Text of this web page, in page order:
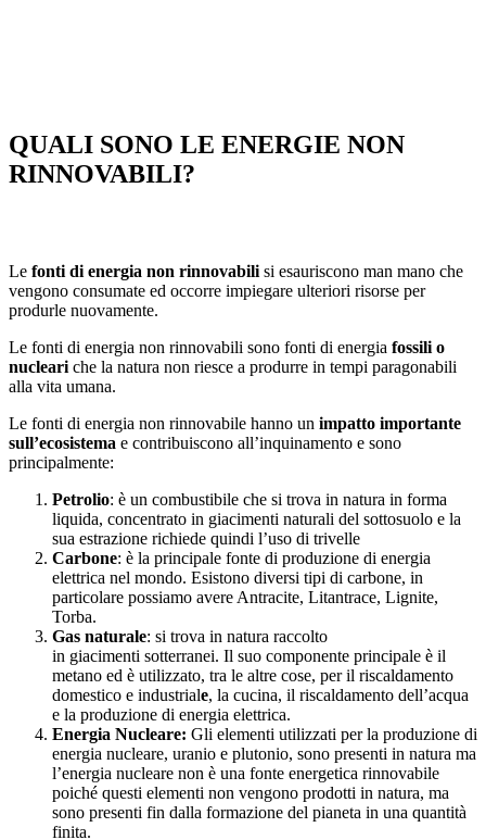
QUALI SONO LE ENERGIE NON
RINNOVABILI?
Le fonti di energia non rinnovabilisi esauriscono man mano che
vengono consumate ed occorre impiegare ulteriori risorse per
produrle nuovamente.
Le fonti di energia non rinnovabili sono fonti di energia fossili o
nucleariche la natura non riesce a produrre in tempi paragonabili
alla vita umana.
Le fonti di energia non rinnovabile hanno un impatto importante
sull’ecosistema e contribuiscono all’inquinamento e sono
principalmente:
Petrolio: è un combustibile che si trova in natura in forma
liquida, concentrato in giacimenti naturali del sottosuolo e la
sua estrazione richiede quindi l’uso di trivelle
Carbone: è la principale fonte di produzione di energia
elettrica nel mondo. Esistono diversi tipi di carbone, in
particolare possiamo avere Antracite, Litantrace, Lignite,
Torba.
Gas naturale: si trova in natura raccolto
in giacimenti sotterranei. Il suo componente principale è il
metano ed è utilizzato, tra le altre cose, per il riscaldamento
domestico e industriale, la cucina, il riscaldamento dell’acqua
e la produzione di energia elettrica.
Energia Nucleare: Gli elementi utilizzati per la produzione di
energia nucleare, uranio e plutonio, sono presenti in natura ma
l’energia nucleare non è una fonte energetica rinnovabile
poiché questi elementi non vengono prodotti in natura, ma
sono presenti fin dalla formazione del pianeta in una quantità
finita.